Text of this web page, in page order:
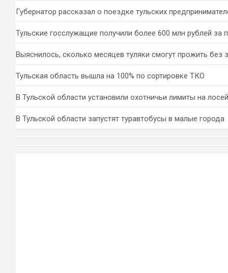
Губернатор рассказал о поездке тульских
Тульские госслужащие получили более 600 млн рублей за
Выяснилось, сколько месяцев туляки смогут прожить без
Тульская область вышла на 100% по сортировке ТКО
В Тульской области установили охотничьи лимиты на
В Тульской области запустят туравтобусы в малые города